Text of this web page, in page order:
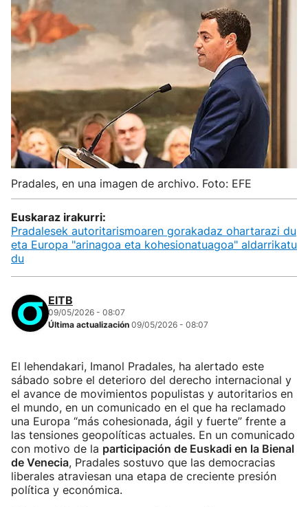
Pradales, en una imagen de archivo. Foto: EFE
Euskaraz irakurri:
Pradalesek autoritarismoaren gorakadaz ohartarazi du
eta Europa "arinagoa eta kohesionatuagoa" aldarrikatu
du
EITB
09/05/2026 - 08:07
Última actualización 09/05/2026 - 08:07
El lehendakari, Imanol Pradales, ha alertado este
sábado sobre el deterioro del derecho internacional y
el avance de movimientos populistas y autoritarios en
el mundo, en un comunicado en el que ha reclamado
una Europa “más cohesionada, ágil y fuerte” frente a
las tensiones geopolíticas actuales. En un comunicado
con motivo de la participación de Euskadi en la Bienal
de Venecia, Pradales sostuvo que las democracias
liberales atraviesan una etapa de creciente presión
política y económica.